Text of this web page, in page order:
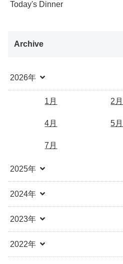
Today's Dinner
Archive
2026年
1月 2月
4月 5月
7月
2025年
2024年
2023年
2022年